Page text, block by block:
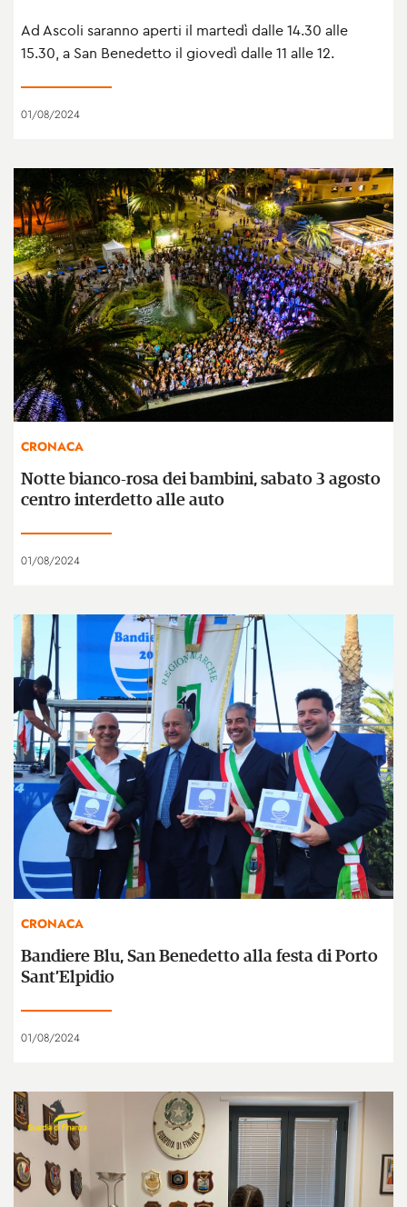
Ad Ascoli saranno aperti il martedì dalle 14.30 alle
15.30, a San Benedetto il giovedì dalle 11 alle 12.
01/08/2024
CRONACA
Notte bianco-rosa dei bambini, sabato 3 agosto
centro interdetto alle auto
01/08/2024
CRONACA
Bandiere Blu, San Benedetto alla festa di Porto
Sant’Elpidio
01/08/2024